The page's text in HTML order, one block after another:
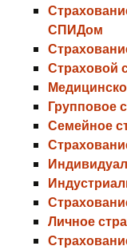
СПИДом
Страховой
Групповое
Семейное
Личное